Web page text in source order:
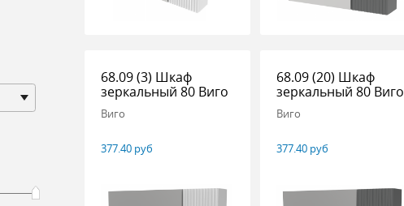
68.09 (3) Шкаф
зеркальный 80 Виго
Виго
377.40 руб
68.09 (20) Шкаф
зеркальный 80 Виго
Виго
377.40 руб